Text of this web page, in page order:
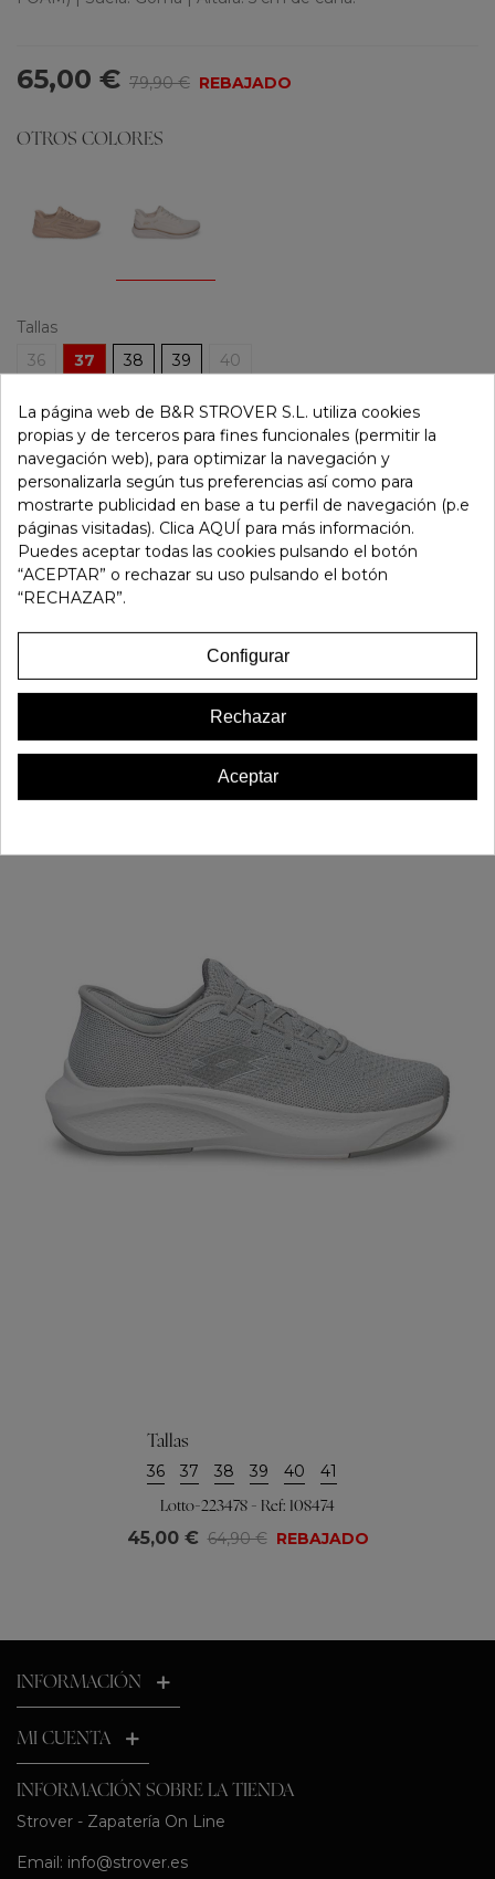
65,00 € 79,90 € REBAJADO
OTROS COLORES
Tallas
36
37 38 39 40
-
Añadir Al Carrito
Referencia: 179168
Marca: Skechers
Favorito 0
16 OTROS PRODUCTOS EN LA MISMA CATEGORÍA:
Tallas
36 37 38 39 40 41
Lotto-223478 - Ref: 108474
45,00 € 64,90 € REBAJADO
INFORMACIÓN
MI CUENTA
INFORMACIÓN SOBRE LA TIENDA
Strover - Zapatería On Line
Email: info@strover.es
La página web de B&R STROVER S.L. utiliza cookies
propias y de terceros para fines funcionales (permitir la
navegación web), para optimizar la navegación y
personalizarla según tus preferencias así como para
mostrarte publicidad en base a tu perfil de navegación (p.e
páginas visitadas). Clica AQUÍ para más información.
Puedes aceptar todas las cookies pulsando el botón
“ACEPTAR” o rechazar su uso pulsando el botón
“RECHAZAR”.
Configurar
Rechazar
Aceptar